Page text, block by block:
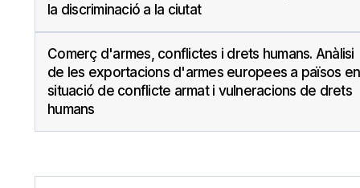
la discriminació a la ciutat
Comerç d'armes, conflictes i drets humans. Anàlisi
de les exportacions d'armes europees a països en
situació de conflicte armat i vulneracions de drets
humans